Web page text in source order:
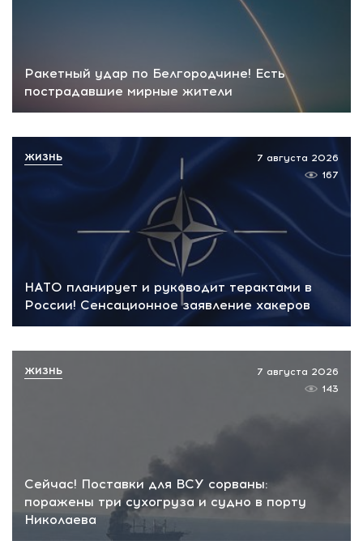
Ракетный удар по Белгородчине! Есть
пострадавшие мирные жители
НАТО планирует и руководит терактами в
России! Сенсационное заявление хакеров
7 августа 2026
167
ЖИЗНЬ
Сейчас! Поставки для ВСУ сорваны:
поражены три сухогруза и судно в порту
Николаева
7 августа 2026
143
ЖИЗНЬ